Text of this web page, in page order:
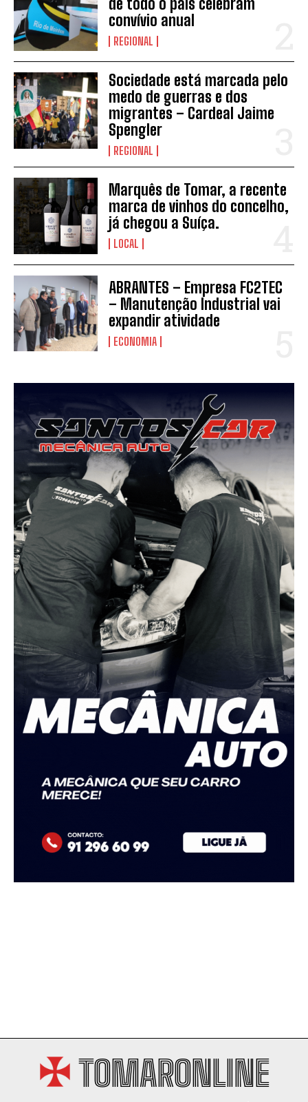
INSCREVER
de todo o país celebram
convívio anual
REGIONAL
Sociedade está marcada pelo
medo de guerras e dos
migrantes – Cardeal Jaime
Spengler
REGIONAL
Marquês de Tomar, a recente
marca de vinhos do concelho,
já chegou a Suíça.
LOCAL
ABRANTES – Empresa FC2TEC
– Manutenção Industrial vai
expandir atividade
ECONOMIA
TOMARONLINE